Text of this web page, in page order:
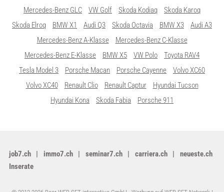
Mercedes-Benz GLC
VW Golf Skoda Kodiaq
Skoda Karoq
Skoda Elroq
BMW X1 Audi Q3 Skoda Octavia BMW X3
Audi A3
Mercedes-Benz A-Klasse
Mercedes-Benz C-Klasse
Mercedes-Benz E-Klasse
BMW X5 VW Polo
Toyota RAV4
Tesla Model 3
Porsche Macan Porsche Cayenne
Volvo XC60
Volvo XC40
Renault Clio Renault Captur
Hyundai Tucson
Hyundai Kona
Skoda Fabia Porsche 911
job7.ch immo7.ch seminar7.ch carriera.ch
neueste.ch
Inserate